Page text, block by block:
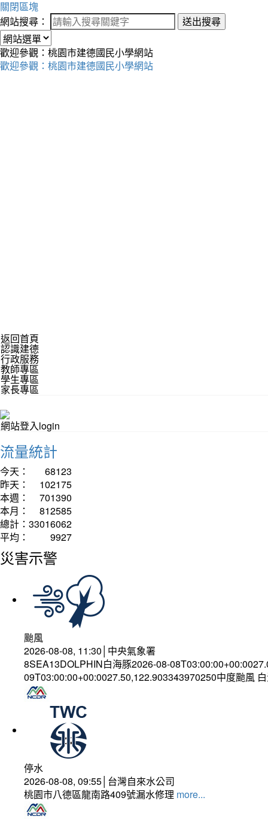
關閉區塊
網站搜尋：
送出搜尋
歡迎參觀：桃園市建德國民小學網站
歡迎參觀：桃園市建德國民小學網站
返回首頁
認識建德
行政服務
教師專區
學生專區
家長專區
網站登入login
流量統計
今天：
68123
昨天：
102175
本週：
701390
本月：
812585
總計： 33016062
平均：
9927
災害示警
颱風
2026-08-08, 11:30│中央氣象署
8SEA13DOLPHIN白海豚2026-08-
09T03:00:00+00:0027.50,122.903343970250中度颱風
停水
2026-08-08, 09:55│台灣自來水公司
桃園市八德區龍南路409號漏水修理 more...